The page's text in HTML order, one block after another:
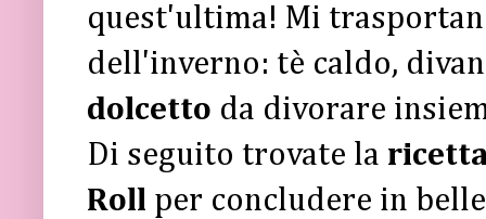
quest'ultima! Mi
dell'inverno: tè caldo,
dolcetto da divorare
Di seguito trovate la
Roll per concludere in